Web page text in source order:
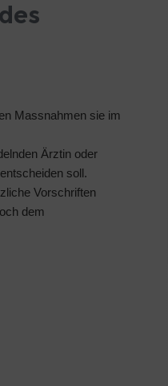
Massnahmen sie im
Ärztin oder
soll.
Vorschriften
dem